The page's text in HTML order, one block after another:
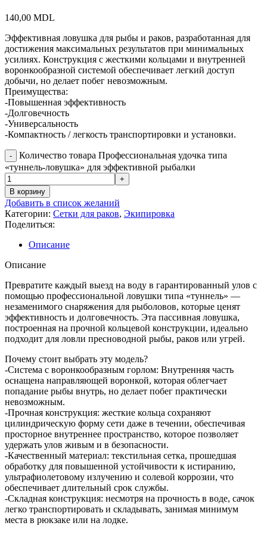
140,00 MDL
Эффективная ловушка для рыбы и раков, разработанная для
достижения максимальных результатов при минимальных
усилиях. Конструкция с жесткими кольцами и внутренней
воронкообразной системой обеспечивает легкий доступ
добычи, но делает побег невозможным.
Преимущества:
-Повышенная эффективность
-Долговечность
-Универсальность
-Компактность / легкость транспортировки и установки.
Количество товара Профессиональная удочка типа
«туннель-ловушка» для эффективной рыбалки
В корзину
Добавить в список желаний
Категории: Сетки для раков, Экипировка
Поделиться:
Описание
Описание
Превратите каждый выезд на воду в гарантированный улов с
помощью профессиональной ловушки типа «туннель» —
незаменимого снаряжения для рыболовов, которые ценят
эффективность и долговечность. Эта пассивная ловушка,
построенная на прочной кольцевой конструкции, идеально
подходит для ловли пресноводной рыбы, раков или угрей.
Почему стоит выбрать эту модель?
-Система с воронкообразным горлом: Внутренняя часть
оснащена направляющей воронкой, которая облегчает
попадание рыбы внутрь, но делает побег практически
невозможным.
-Прочная конструкция: жесткие кольца сохраняют
цилиндрическую форму сети даже в течении, обеспечивая
просторное внутреннее пространство, которое позволяет
удержать улов живым и в безопасности.
-Качественный материал: текстильная сетка, прошедшая
обработку для повышенной устойчивости к истиранию,
ультрафиолетовому излучению и солевой коррозии, что
обеспечивает длительный срок службы.
-Складная конструкция: несмотря на прочность в воде, сачок
легко транспортировать и складывать, занимая минимум
места в рюкзаке или на лодке.